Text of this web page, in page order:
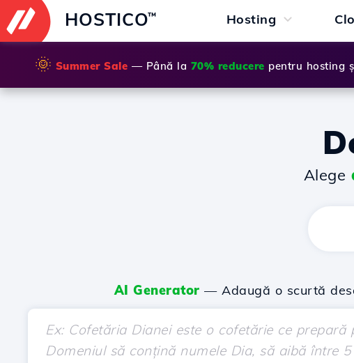
HOSTICO™ Hosting
🌞 Summer Sale — Până la 70% reducere pentru hosting
Alege
AI Generator — Adaugă o scurtă